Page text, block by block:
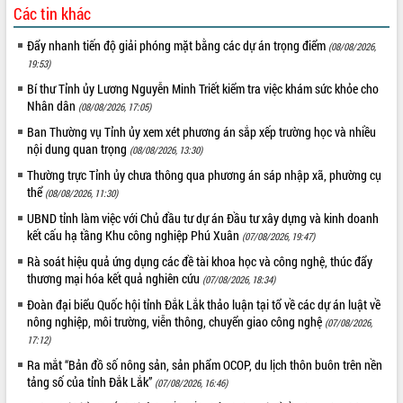
Hội thảo góp ý hồ sơ điều chỉnh quy
hoạch tỉnh Đắk Lắk thời kỳ 2021-2030,
tầm nhìn đến năm 2050
Nâng cao hiệu quả hoạt động của các
doanh nghiệp nhà nước
Hội nghị triển khai kết nối mạng
truyền số liệu chuyên dùng phục vụ cơ
quan Đảng, Nhà nước
tay làm sạch môi trường
Xã Ea Kar bước chuyển mình trong
công tác cải cách hành chính mô hình
mới
UBND tỉnh họp báo định kỳ tháng 4
năm 2026
Hội thảo khoa học “Giải pháp thúc đẩy
phát triển nền kinh tế xanh tại tỉnh
Đắk Lắk”
Tăng cường giám sát, đôn đốc thực
hiện nhiệm vụ quản lý tài sản công
Các tin khác
Đẩy nhanh tiến độ giải phóng mặt bằng các dự án trọng điểm (08/08/2026,
19:53)
Bí thư Tỉnh ủy Lương Nguyễn Minh Triết kiểm tra việc khám sức khỏe cho
Nhân dân (08/08/2026, 17:05)
Ban Thường vụ Tỉnh ủy xem xét phương án sắp xếp trường học và nhiều
nội dung quan trọng (08/08/2026, 13:30)
Thường trực Tỉnh ủy chưa thông qua phương án sáp nhập xã, phường cụ
thể (08/08/2026, 11:30)
UBND tỉnh làm việc với Chủ đầu tư dự án Đầu tư xây dựng và kinh doanh
kết cấu hạ tầng Khu công nghiệp Phú Xuân (07/08/2026, 19:47)
Rà soát hiệu quả ứng dụng các đề tài khoa học và công nghệ, thúc đẩy
thương mại hóa kết quả nghiên cứu (07/08/2026, 18:34)
Đoàn đại biểu Quốc hội tỉnh Đắk Lắk thảo luận tại tổ về các dự án luật về
nông nghiệp, môi trường, viễn thông, chuyển giao công nghệ (07/08/2026,
17:12)
Ra mắt “Bản đồ số nông sản, sản phẩm OCOP, du lịch thôn buôn trên nền
tảng số của tỉnh Đắk Lắk” (07/08/2026, 16:46)